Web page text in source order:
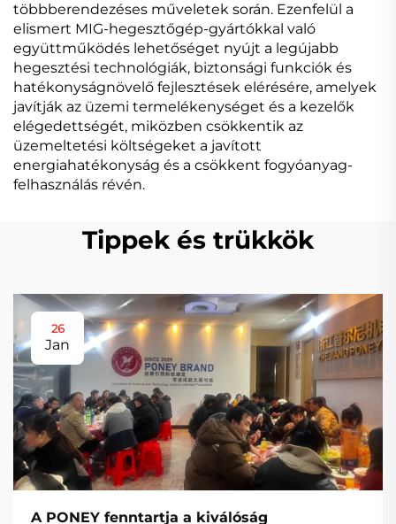
többberendezéses műveletek során. Ezenfelül a
elismert MIG-hegesztőgép-gyártókkal való
együttműködés lehetőséget nyújt a legújabb
hegesztési technológiák, biztonsági funkciók és
hatékonyságnövelő fejlesztések elérésére, amelyek
javítják az üzemi termelékenységet és a kezelők
elégedettségét, miközben csökkentik az
üzemeltetési költségeket a javított
energiahatékonyság és a csökkent fogyóanyag-
felhasználás révén.
Tippek és trükkök
26
Jan
A PONEY fenntartja a kiválóság